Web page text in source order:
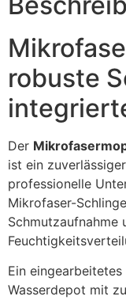
robuste
Der
ist ein
professionelle
Mikrofaser-
Schmutzaufnahme
Ein
Wasserdepot mit